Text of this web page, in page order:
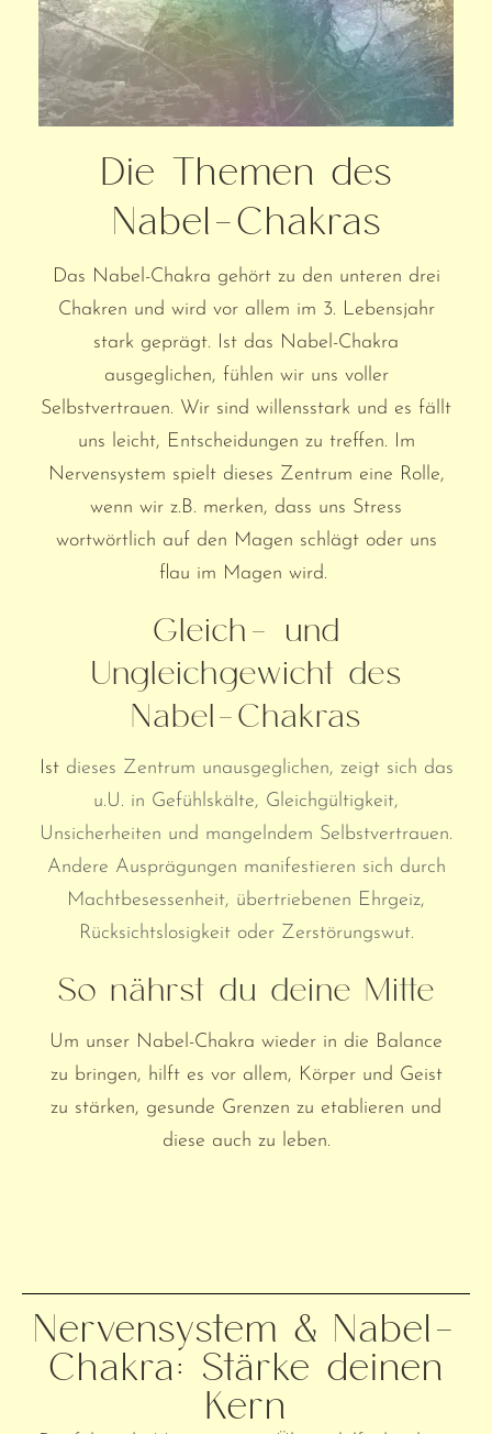
Die Themen des
Nabel-Chakras
Das Nabel-Chakra gehört zu den unteren drei
Chakren und wird vor allem im 3. Lebensjahr
stark geprägt. Ist das Nabel-Chakra
ausgeglichen, fühlen wir uns voller
Selbstvertrauen. Wir sind willensstark und es fällt
uns leicht, Entscheidungen zu treffen. Im
Nervensystem spielt dieses Zentrum eine Rolle,
wenn wir z.B. merken, dass uns Stress
wortwörtlich auf den Magen schlägt oder uns
flau im Magen wird.
Gleich- und
Ungleichgewicht des
Nabel-Chakras
Ist dieses Zentrum unausgeglichen, zeigt sich das
u.U. in Gefühlskälte, Gleichgültigkeit,
Unsicherheiten und mangelndem Selbstvertrauen.
Andere Ausprägungen manifestieren sich durch
Machtbesessenheit, übertriebenen Ehrgeiz,
Rücksichtslosigkeit oder Zerstörungswut.
So nährst du deine Mitte
Um unser Nabel-Chakra wieder in die Balance
zu bringen, hilft es vor allem, Körper und Geist
zu stärken, gesunde Grenzen zu etablieren und
diese auch zu leben.
Nervensystem & Nabel-
Chakra: Stärke deinen
Kern